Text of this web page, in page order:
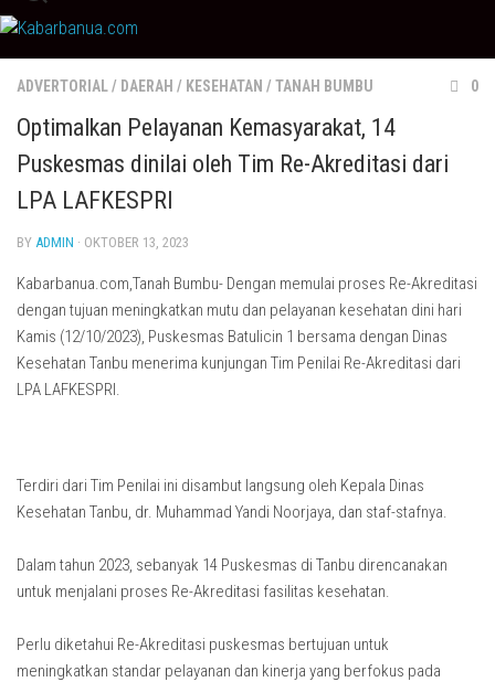
Skip
to
content
ADVERTORIAL/ DAERAH / KESEHATAN / TANAH BUMBU 0
Optimalkan Pelayanan Kemasyarakat, 14
Puskesmas dinilai oleh Tim Re-Akreditasi dari
LPA LAFKESPRI
BY ADMIN · OKTOBER 13, 2023
Kabarbanua.com,Tanah Bumbu- Dengan memulai proses Re-Akreditasi
dengan tujuan meningkatkan mutu dan pelayanan kesehatan dini hari
Kamis (12/10/2023), Puskesmas Batulicin 1 bersama dengan Dinas
Kesehatan Tanbu menerima kunjungan Tim Penilai Re-Akreditasi dari
LPA LAFKESPRI.
Terdiri dari Tim Penilai ini disambut langsung oleh Kepala Dinas
Kesehatan Tanbu, dr. Muhammad Yandi Noorjaya, dan staf-stafnya.
Dalam tahun 2023, sebanyak 14 Puskesmas di Tanbu direncanakan
untuk menjalani proses Re-Akreditasi fasilitas kesehatan.
Perlu diketahui Re-Akreditasi puskesmas bertujuan untuk
meningkatkan standar pelayanan dan kinerja yang berfokus pada